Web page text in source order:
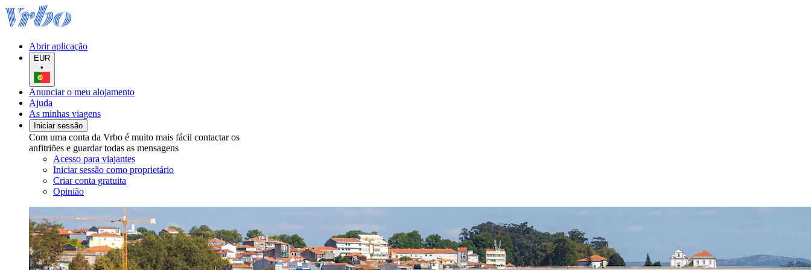
Abrir aplicação
EUR
•
Anunciar o meu alojamento
Ajuda
As minhas viagens
Iniciar sessão
Com uma conta da Vrbo é muito mais fácil contactar os
anfitriões e guardar todas as mensagens
Acesso para viajantes
Iniciar sessão como proprietário
Criar conta gratuita
Opinião